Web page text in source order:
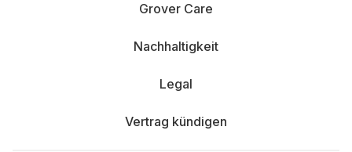
Grover Care
Nachhaltigkeit
Legal
Vertrag kündigen